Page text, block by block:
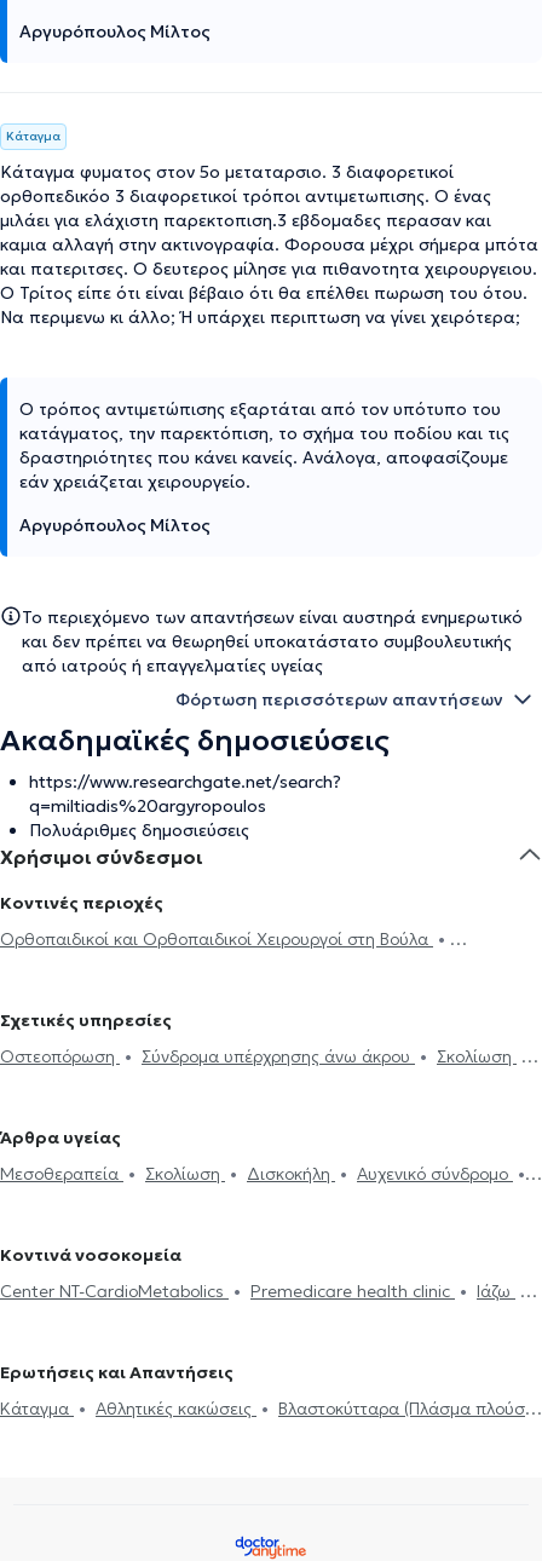
Αργυρόπουλος Μίλτος
Κάταγμα
Κάταγμα φυματος στον 5ο μεταταρσιο. 3 διαφορετικοί
ορθοπεδικόο 3 διαφορετικοί τρόποι αντιμετωπισης. Ο ένας
μιλάει για ελάχιστη παρεκτοπιση.3 εβδομαδες περασαν και
καμια αλλαγή στην ακτινογραφία. Φορουσα μέχρι σήμερα μπότα
και πατεριτσες. Ο δευτερος μίλησε για πιθανοτητα χειρουργειου.
Ο Τρίτος είπε ότι είναι βέβαιο ότι θα επέλθει πωρωση του ότου.
Να περιμενω κι άλλο; Ή υπάρχει περιπτωση να γίνει χειρότερα;
Ο τρόπος αντιμετώπισης εξαρτάται από τον υπότυπο του
κατάγματος, την παρεκτόπιση, το σχήμα του ποδίου και τις
δραστηριότητες που κάνει κανείς. Ανάλογα, αποφασίζουμε
εάν χρειάζεται χειρουργείο.
Αργυρόπουλος Μίλτος
Το περιεχόμενο των απαντήσεων είναι αυστηρά ενημερωτικό
και δεν πρέπει να θεωρηθεί υποκατάστατο συμβουλευτικής
από ιατρούς ή επαγγελματίες υγείας
Φόρτωση περισσότερων απαντήσεων
Ακαδημαϊκές δημοσιεύσεις
https://www.researchgate.net/search?
q=miltiadis%20argyropoulos
Πολυάριθμες δημοσιεύσεις
Χρήσιμοι σύνδεσμοι
Κοντινές περιοχές
Ορθοπαιδικοί και Ορθοπαιδικοί Χειρουργοί στη Βούλα
Ορθοπαιδικοί και Ορθοπαιδικοί Χειρουργοί στον Άλιμο
Ορθοπαιδικοί και Ορθοπαιδικοί Χειρουργοί στον Άγιο Δημήτριο
Ορθοπαιδικοί και Ορθοπαιδικοί Χειρουργοί στη Δάφνη
Ορθοπαιδικοί και Ορθοπαιδικοί Χειρουργοί στο Κορωπί
Ορθοπαιδικοί και Ορθοπαιδικοί Χειρουργοί στην Αθήνα
Ορθοπαιδικοί και Ορθοπαιδικοί Χειρουργοί στο Νέο Φάληρο
Ορθοπαιδικοί και Ορθοπαιδικοί Χειρουργοί στο Μοσχάτο
Σχετικές υπηρεσίες
Οστεοπόρωση
Σύνδρομα υπέρχρησης άνω άκρου
Σκολίωση
Ηλεκτρονική συνταγογράφηση
απονευρωσίτιδα
Κύστη Baker
Περιαρθρίτιδα ώμου
Άρθρα υγείας
Μεσοθεραπεία
Σκολίωση Δισκοκήλη
Αυχενικό σύνδρομο
Κοντινά νοσοκομεία
Center NT-CardioMetabolics
Premedicare health clinic
Ιάζω
Ερωτήσεις και Απαντήσεις
Κάταγμα
Αθλητικές κακώσεις
Βλαστοκύτταρα (Πλάσμα πλούσιο